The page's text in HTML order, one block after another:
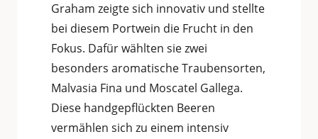
Graham zeigte sich innovativ und stellte
bei diesem Portwein die Frucht in den
Fokus. Dafür wählten sie zwei
besonders aromatische Traubensorten,
Malvasia Fina und Moscatel Gallega.
Diese handgepflückten Beeren
vermählen sich zu einem intensiv